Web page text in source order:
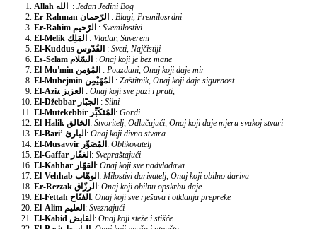
Allah الله : Jedan Jedini Bog
Er-Rahman الرّحمان : Blagi, Premilosrdni
Er-Rahim الرّحيم : Svemilostivi
El-Melik المَلِك : Vladar, Suvereni
El-Kuddus القُدّوس : Sveti, Najčistiji
Es-Selam السّلام : Onaj koji je bez mane
El-Mu'min المُؤمن : Pouzdani, Onaj koji daje mir
El-Muhejmin المُهَيْمِن : Zaštitnik, Onaj koji daje sigurnost
El-Aziz العزيز : Onaj koji sve pazi i prati,
El-Džebbar الجبّار : Silni
El-Mutekebbir المُتَكَبِّر: Gordi
El-Halik الخالق: Stvoritelj, Odlučujući, Onaj koji daje mjeru svakoj stvari
El-Bari’ البارئ: Onaj koji divno stvara
El-Musavvir المُصَوِّر: Oblikovatelj
El-Gaffar الغفّار: Svepraštajući
El-Kahhar القهّار: Onaj koji sve nadvladava
El-Vehhab الوهّاب: Milostivi darivatelj, Onaj koji obilno dariva
Er-Rezzak الرزّاق: Onaj koji obilnu opskrbu daje
El-Fettah الفتّاح: Onaj koji sve rješava i otklanja prepreke
El-Alim العليم: Sveznajući
El-Kabid القابض: Onaj koji steže i stišće